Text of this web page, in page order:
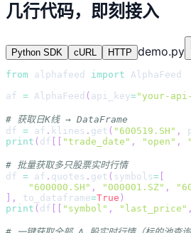
几行代码，即刻接入
Python SDK cURL HTTP demo.py
from alphafeed import AlphaFeed
af = AlphaFeed ( api_key="your-
# 获取日K线 → DataFrame
df = af . klines . get ( "600519.SH" ,
print ( df "trade_date" , "open" ,
# 批量获取多只股票实时行情
df = af . quotes . get ( symbols=
"600000.SH" , "000001.SZ" ,
, to_dataframe=True )
print ( df "symbol" , "last_price" ,